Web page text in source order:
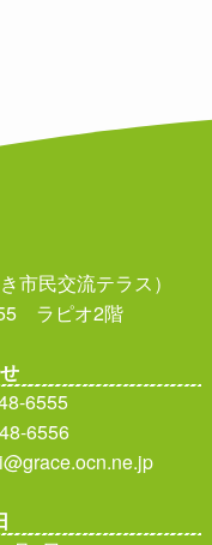
市民交流テラス）
ラピオ2階
6555
6556